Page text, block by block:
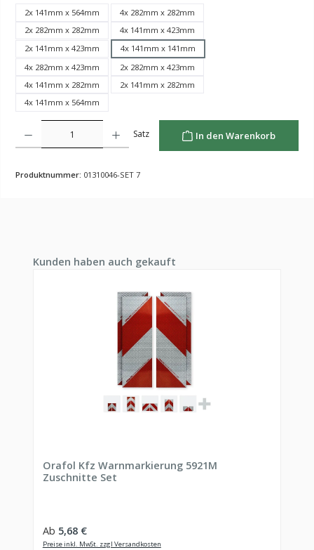
2x 141mm x 564mm
4x 282mm x 282mm
2x 282mm x 282mm
4x 141mm x 423mm
2x 141mm x 423mm
4x 141mm x 141mm
4x 282mm x 423mm
2x 282mm x 423mm
4x 141mm x 282mm
2x 141mm x 282mm
4x 141mm x 564mm
Satz In den Warenkorb
Produktnummer: 01310046-SET 7
Produktgalerie überspringen
Kunden haben auch gekauft
Orafol Kfz Warnmarkierung 5921M
Zuschnitte Set
Regulärer Preis:
Ab 5,68 €
Preise inkl. MwSt. zzgl Versandkosten